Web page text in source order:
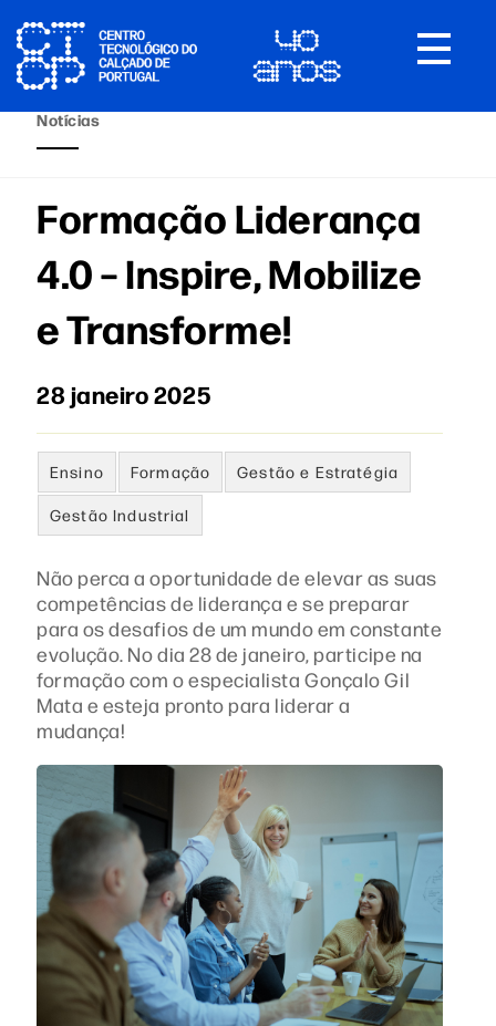
Toggle
Notícias
Formação Liderança
4.0 – Inspire, Mobilize
e Transforme!
28 janeiro 2025
Ensino Formação Gestão e Estratégia
Gestão Industrial
Não perca a oportunidade de elevar as suas
competências de liderança e se preparar
para os desafios de um mundo em constante
evolução. No dia 28 de janeiro, participe na
formação com o especialista Gonçalo Gil
Mata e esteja pronto para liderar a
mudança!